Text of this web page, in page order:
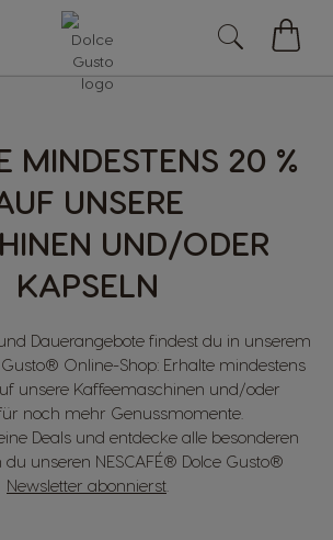
MINDESTENS 20 %
UNSERE
UND/ODER
KAPSELN
Dauerangebote findest du in unserem
Gusto® Online-Shop: Erhalte mindestens
unsere Kaffeemaschinen und/oder
noch mehr Genussmomente.
Deals und entdecke alle besonderen
du unseren NESCAFÉ® Dolce Gusto®
Newsletter abonnierst